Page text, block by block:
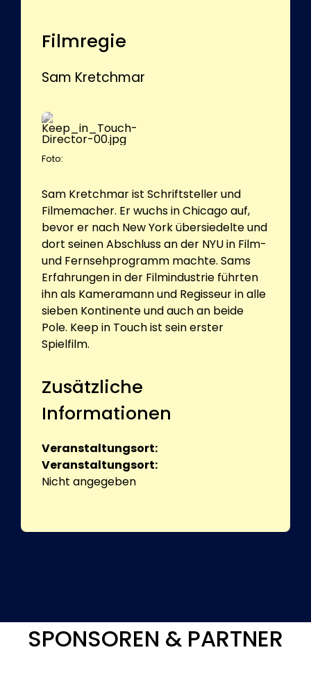
Filmregie
Sam Kretchmar
Foto:
Sam Kretchmar ist Schriftsteller und
Filmemacher. Er wuchs in Chicago auf,
bevor er nach New York übersiedelte und
dort seinen Abschluss an der NYU in Film-
und Fernsehprogramm machte. Sams
Erfahrungen in der Filmindustrie führten
ihn als Kameramann und Regisseur in alle
sieben Kontinente und auch an beide
Pole. Keep in Touch ist sein erster
Spielfilm.
Zusätzliche
Informationen
Veranstaltungsort:
Veranstaltungsort:
Nicht angegeben
SPONSOREN & PARTNER